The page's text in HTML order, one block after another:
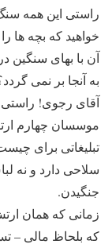
راستی این همه
خواهید که بچه ها
آن با بهای سنگین
به آنجا بر نمی
آقای رجوی!
موسسان چهارم
تبلیغاتی برای
سلاحی دارد و نه
جنگیدن.
زمانی که همان
که بلحاظ مالی –